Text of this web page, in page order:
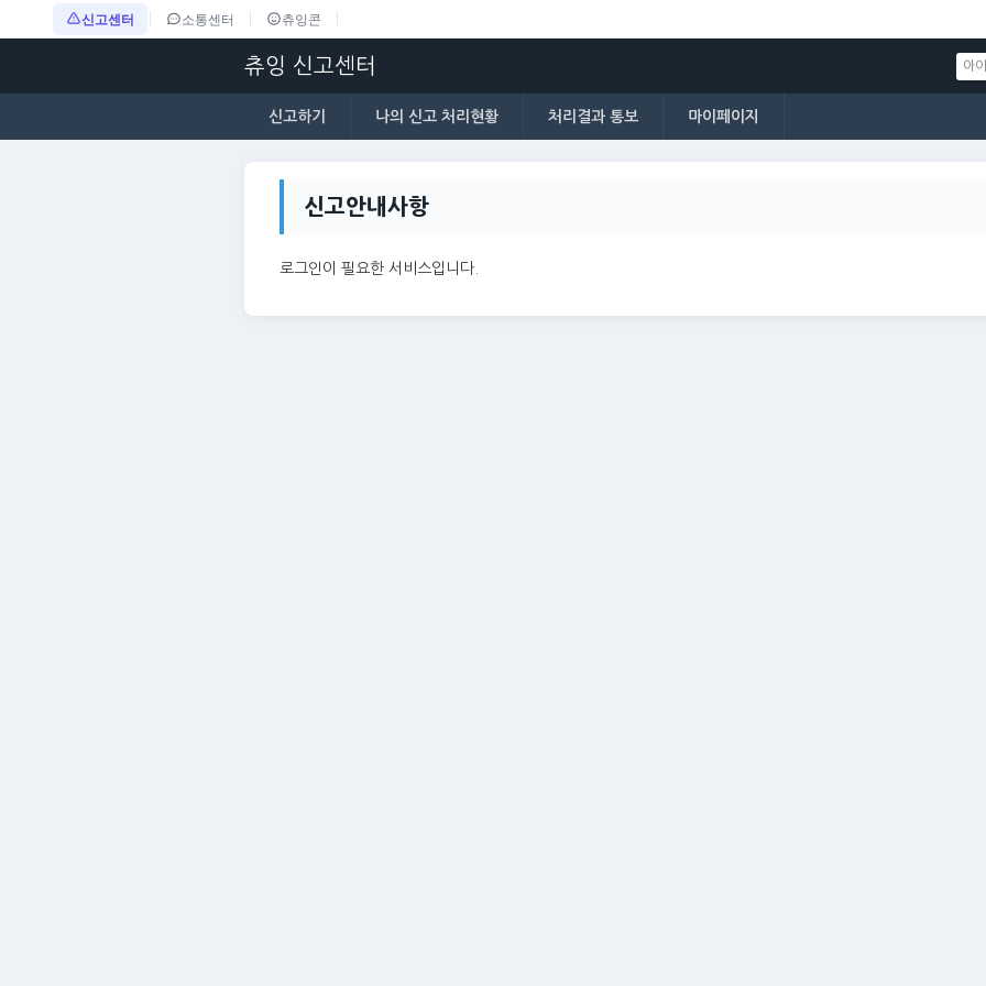
신고센터 소통센터 츄잉콘
츄잉 신고센터
신고하기 나의 신고 처리현황 처리결과 통보 마이페이지
신고안내사항
로그인이 필요한 서비스입니다.